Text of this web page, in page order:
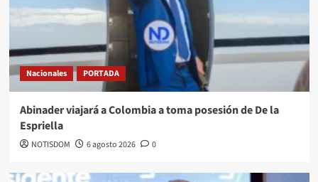
Nacionales PORTADA
Abinader viajará a Colombia a toma posesión de De la
Espriella
NOTISDOM 6 agosto 2026 0